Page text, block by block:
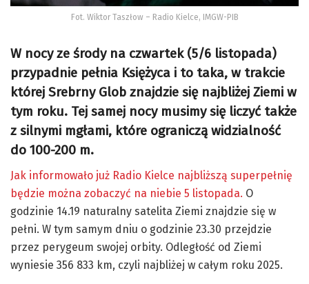
Fot. Wiktor Taszłow – Radio Kielce, IMGW-PIB
W nocy ze środy na czwartek (5/6 listopada)
przypadnie pełnia Księżyca i to taka, w trakcie
której Srebrny Glob znajdzie się najbliżej Ziemi w
tym roku. Tej samej nocy musimy się liczyć także
z silnymi mgłami, które ograniczą widzialność
do 100-200 m.
Jak informowało już Radio Kielce najbliższą superpełnię
będzie można zobaczyć na niebie 5 listopada. O
godzinie 14.19 naturalny satelita Ziemi znajdzie się w
pełni. W tym samym dniu o godzinie 23.30 przejdzie
przez perygeum swojej orbity. Odległość od Ziemi
wyniesie 356 833 km, czyli najbliżej w całym roku 2025.